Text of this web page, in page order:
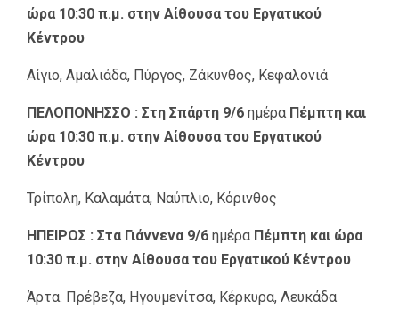
ώρα 10:30 π.μ. στην Αίθουσα του Εργατικού
Κέντρου
Αίγιο, Αμαλιάδα, Πύργος, Ζάκυνθος, Κεφαλονιά
ΠΕΛΟΠΟΝΗΣΣΟ : Στη Σπάρτη 9/6 ημέρα Πέμπτη και
ώρα 10:30 π.μ. στην Αίθουσα του Εργατικού
Κέντρου
Τρίπολη, Καλαμάτα, Ναύπλιο, Κόρινθος
ΗΠΕΙΡΟΣ : Στα Γιάννενα 9/6 ημέρα Πέμπτη και ώρα
10:30 π.μ. στην Αίθουσα του Εργατικού Κέντρου
Άρτα. Πρέβεζα, Ηγουμενίτσα, Κέρκυρα, Λευκάδα